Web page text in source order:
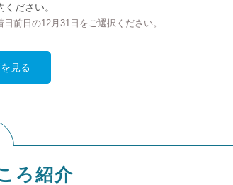
ださい。
前日の12月31日をご選択ください。
見る
ろ紹介